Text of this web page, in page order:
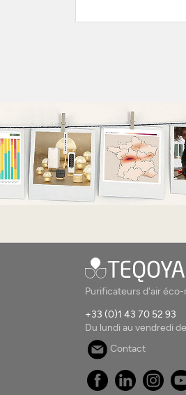
Purificateurs d'air
+33 (0)1 43 70 52 93
Du lundi au vendredi
Contact